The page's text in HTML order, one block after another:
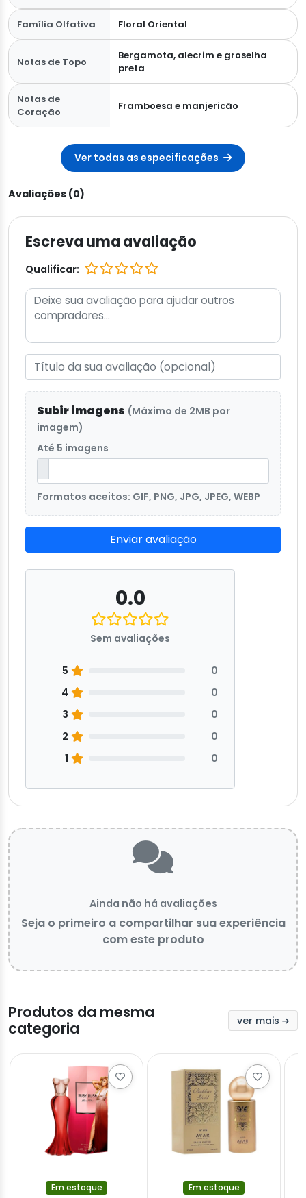
Família Olfativa Floral Oriental
Notas de Topo
Bergamota, alecrim e groselha
preta
Notas de
Coração
Framboesa e manjericão
Ver todas as especificações
Avaliações (0)
Escreva uma avaliação
Qualificar:
Subir imagens (Máximo de 2MB por
imagem)
Até 5 imagens
Formatos aceitos: GIF, PNG, JPG, JPEG, WEBP
Enviar avaliação
0.0
Sem avaliações
5
0
4
0
3
0
2
0
1
0
Ainda não há avaliações
Seja o primeiro a compartilhar sua experiência
com este produto
Produtos da mesma
categoria
ver mais
Em estoque Em estoque